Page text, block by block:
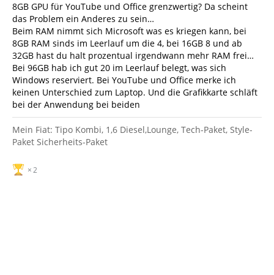
8GB GPU für YouTube und Office grenzwertig? Da scheint
das Problem ein Anderes zu sein…
Beim RAM nimmt sich Microsoft was es kriegen kann, bei
8GB RAM sinds im Leerlauf um die 4, bei 16GB 8 und ab
32GB hast du halt prozentual irgendwann mehr RAM frei…
Bei 96GB hab ich gut 20 im Leerlauf belegt, was sich
Windows reserviert. Bei YouTube und Office merke ich
keinen Unterschied zum Laptop. Und die Grafikkarte schläft
bei der Anwendung bei beiden
Mein Fiat: Tipo Kombi, 1,6 Diesel,Lounge, Tech-Paket, Style-
Paket Sicherheits-Paket
2